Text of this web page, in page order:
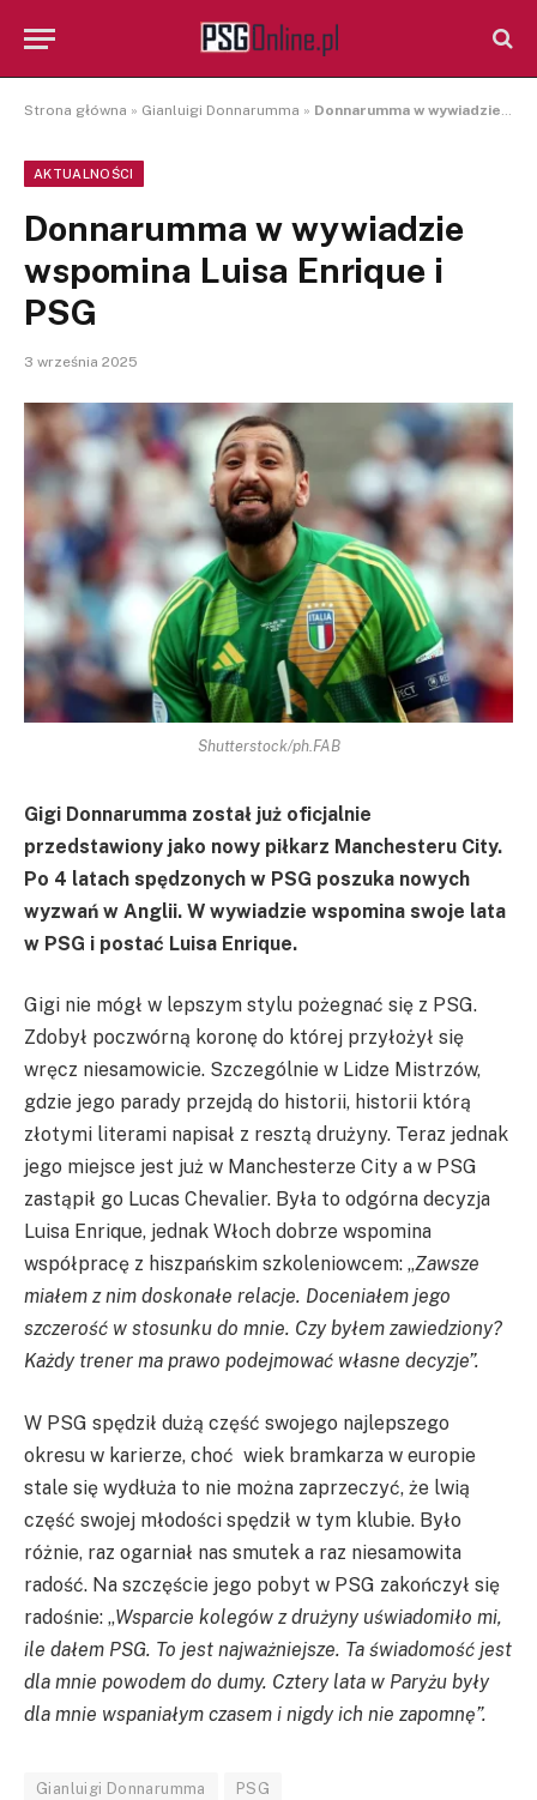
Strona główna » Gianluigi Donnarumma » Donnarumma w wywiadzie wspomina Luisa Enrique i PSG
AKTUALNOŚCI
Donnarumma w wywiadzie
wspomina Luisa Enrique i
PSG
3 września 2025
Shutterstock/ph.FAB
Gigi Donnarumma został już oficjalnie
przedstawiony jako nowy piłkarz Manchesteru City.
Po 4 latach spędzonych w PSG poszuka nowych
wyzwań w Anglii. W wywiadzie wspomina swoje lata
w PSG i postać Luisa Enrique.
Gigi nie mógł w lepszym stylu pożegnać się z PSG.
Zdobył poczwórną koronę do której przyłożył się
wręcz niesamowicie. Szczególnie w Lidze Mistrzów,
gdzie jego parady przejdą do historii, historii którą
złotymi literami napisał z resztą drużyny. Teraz jednak
jego miejsce jest już w Manchesterze City a w PSG
zastąpił go Lucas Chevalier. Była to odgórna decyzja
Luisa Enrique, jednak Włoch dobrze wspomina
współpracę z hiszpańskim szkoleniowcem: „Zawsze
miałem z nim doskonałe relacje. Doceniałem jego
szczerość w stosunku do mnie. Czy byłem zawiedziony?
Każdy trener ma prawo podejmować własne decyzje”.
W PSG spędził dużą część swojego najlepszego
okresu w karierze, choć wiek bramkarza w europie
stale się wydłuża to nie można zaprzeczyć, że lwią
część swojej młodości spędził w tym klubie. Było
różnie, raz ogarniał nas smutek a raz niesamowita
radość. Na szczęście jego pobyt w PSG zakończył się
radośnie: „Wsparcie kolegów z drużyny uświadomiło mi,
ile dałem PSG. To jest najważniejsze. Ta świadomość jest
dla mnie powodem do dumy. Cztery lata w Paryżu były
dla mnie wspaniałym czasem i nigdy ich nie zapomnę”.
Gianluigi Donnarumma PSG